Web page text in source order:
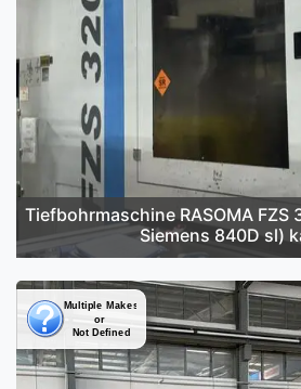
Tiefbohrmaschine RASOMA FZS
Siemens 840D sl)